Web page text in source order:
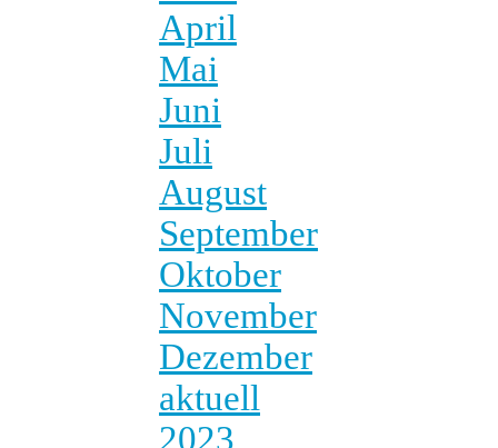
April
Mai
Juni
Juli
August
September
Oktober
November
Dezember
aktuell
2023